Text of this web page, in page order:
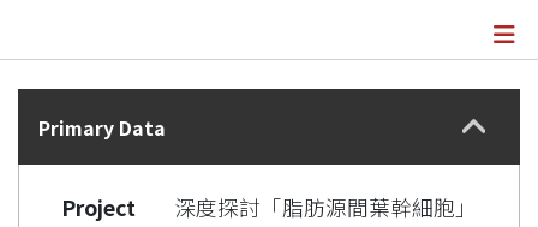
Details
Primary Data
Project
深度探討「脂肪源間葉幹細胞」